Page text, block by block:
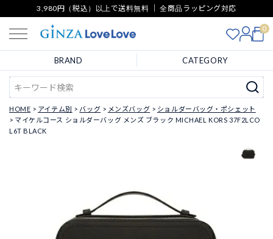
3,980円（税込）以上で送料無料 ｜ 全商品ラッピング対応
0
BRAND CATEGORY
HOME アイテム別 バッグ メンズバッグ
ショルダーバッグ・ポシェット
マイケルコース ショルダーバッグ メンズ ブラック MICHAEL KORS 37F2LCO
L6T BLACK